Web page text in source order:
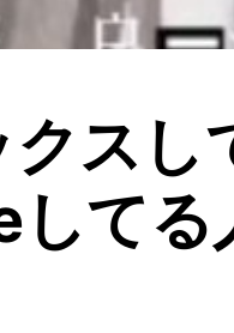
スし
てる